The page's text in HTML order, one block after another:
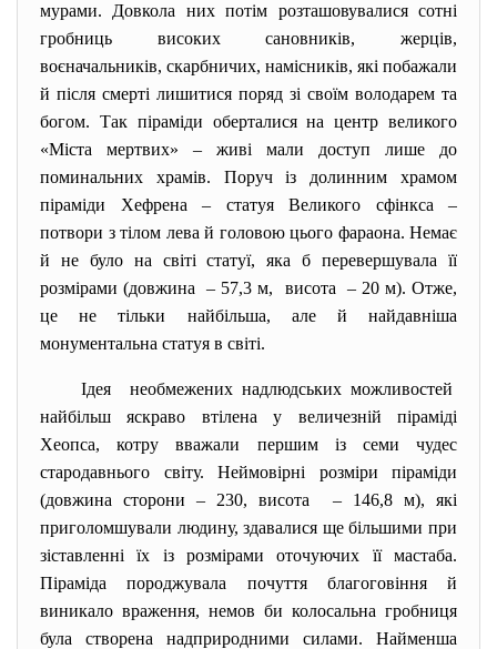
мурами. Довкола них потім розташовувалися сотні
гробниць високих сановників, жерців,
воєначальників, скарбничих, намісників, які побажали
й після смерті лишитися поряд зі своїм володарем та
богом. Так піраміди оберталися на центр великого
«Міста мертвих» – живі мали доступ лише до
поминальних храмів. Поруч із долинним храмом
піраміди Хефрена – статуя Великого сфінкса –
потвори з тілом лева й головою цього фараона. Немає
й не було на світі статуї, яка б перевершувала її
розмірами (довжина – 57,3 м, висота – 20 м). Отже,
це не тільки найбільша, але й найдавніша
монументальна статуя в світі.
Ідея необмежених надлюдських можливостей
найбільш яскраво втілена у величезній піраміді
Хеопса, котру вважали першим із семи чудес
стародавнього світу. Неймовірні розміри піраміди
(довжина сторони – 230, висота – 146,8 м), які
приголомшували людину, здавалися ще більшими при
зіставленні їх із розмірами оточуючих її мастаба.
Піраміда породжувала почуття благоговіння й
виникало враження, немов би колосальна гробниця
була створена надприродними силами. Найменша